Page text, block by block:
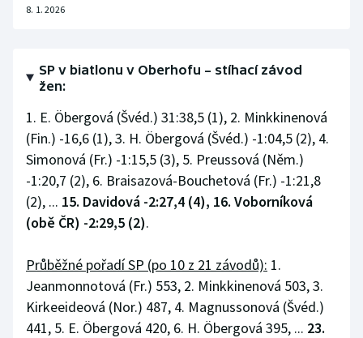
8. 1. 2026
SP v biatlonu v Oberhofu – stíhací závod
žen:
1. E. Öbergová (Švéd.) 31:38,5 (1), 2. Minkkinenová
(Fin.) -16,6 (1), 3. H. Öbergová (Švéd.) -1:04,5 (2), 4.
Simonová (Fr.) -1:15,5 (3), 5. Preussová (Něm.)
-1:20,7 (2), 6. Braisazová-Bouchetová (Fr.) -1:21,8
(2), ... 15. Davidová -2:27,4 (4), 16. Voborníková
(obě ČR) -2:29,5 (2).
Průběžné pořadí SP (po 10 z 21 závodů): 1.
Jeanmonnotová (Fr.) 553, 2. Minkkinenová 503, 3.
Kirkeeideová (Nor.) 487, 4. Magnussonová (Švéd.)
441, 5. E. Öbergová 420, 6. H. Öbergová 395, ... 23.